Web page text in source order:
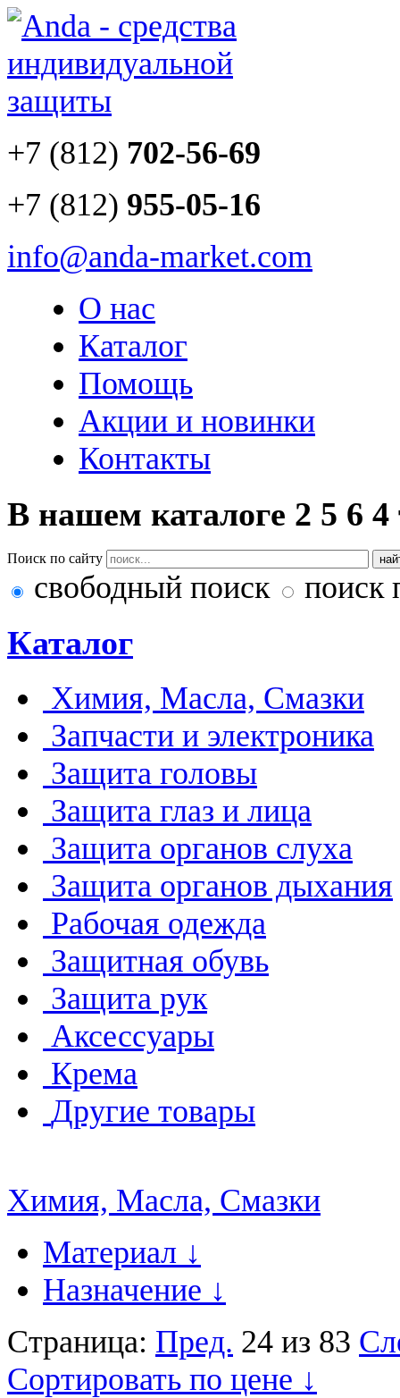
+7 (812) 702-56-69
+7 (812) 955-05-16
info@anda-market.com
О нас
Каталог
Помощь
Акции и новинки
Контакты
В нашем каталоге 2 5 6 4
Поиск по сайту
свободный поиск поиск
Каталог
Химия, Масла, Смазки
Запчасти и электроника
Защита головы
Защита глаз и лица
Защита органов слуха
Защита органов дыхания
Рабочая одежда
Защитная обувь
Защита рук
Аксессуары
Крема
Другие товары
Химия, Масла, Смазки
Материал ↓
Назначение ↓
Страница: Пред. 24 из 83
Сортировать по цене ↓